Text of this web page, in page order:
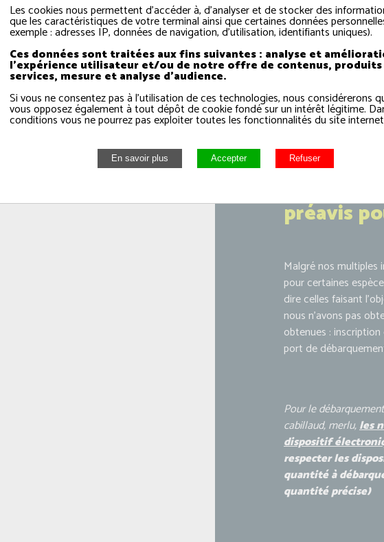
Ports
préavis
Malgré nos
pour certaines
dire celles faisant
nous n’avons pas
obtenues :
port de
Pour le
cabillaud, merlu,les
dispositif
respecter les
quantité à
quantité précise)
Les cookies nous permettent d'accéder à, d'analyser et de stocker des
que les caractéristiques de votre terminal ainsi que certaines données
exemple : adresses IP, données de navigation, d'utilisation, identifiants uniques).
Ces données sont traitées aux fins suivantes : analyse et
l'expérience utilisateur et/ou de notre offre de contenus,
services, mesure et analyse d'audience.
Si vous ne consentez pas à l'utilisation de ces technologies, nous considérerons
vous opposez également à tout dépôt de cookie fondé sur un intérêt légitime.
conditions vous ne pourrez pas exploiter toutes les fonctionnalités du site